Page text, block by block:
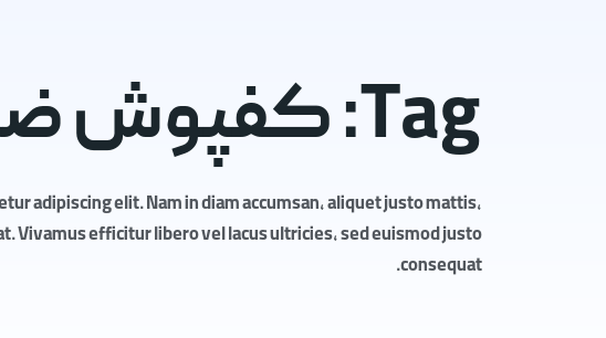
Tag: کفپوش ضد سایش
adipiscing elit. Nam in diam accumsan, aliquet justo mattis,
Vivamus efficitur libero vel lacus ultricies, sed euismod justo
consequat.